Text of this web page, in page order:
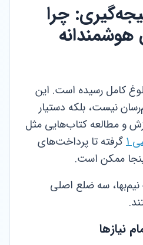
چرا
سال ۱۴۰۵ به بلوغ کامل رسیده است. این
نیست، بلکه دستیار
و مطالعه کتاب‌هایی مثل
1 گرفته تا پرداخت‌های
ممکن است.
سه ضلع اصلی
نیازها